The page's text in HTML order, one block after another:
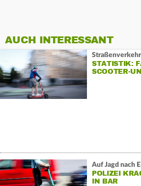
AUCH INTERESSANT
Straßenverkehr
STATISTIK:
SCOOTER-
Auf Jagd nach
POLIZEI
IN BAR